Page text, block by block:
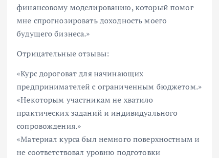
финансовому моделированию, который помог
мне спрогнозировать доходность моего
будущего бизнеса.»
Отрицательные отзывы:
«Курс дороговат для начинающих
предпринимателей с ограниченным бюджетом.»
«Некоторым участникам не хватило
практических заданий и индивидуального
сопровождения.»
«Материал курса был немного поверхностным и
не соответствовал уровню подготовки